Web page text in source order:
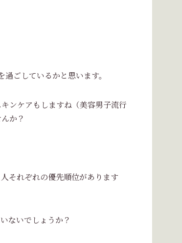
ごしているかと思います。
ンケアもしますね（美容男子流行
か？
それぞれの優先順位があります
ないでしょうか？